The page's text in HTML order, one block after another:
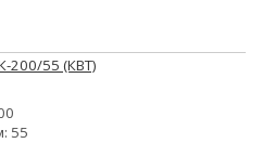
200/55 (КВТ)
55